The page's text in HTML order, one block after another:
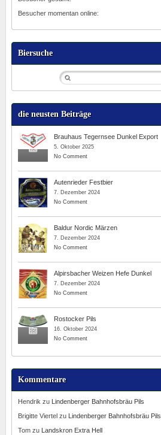
Besucher momentan online:
Biersuche
die neusten Beiträge
Brauhaus Tegernsee Dunkel Export
5. Oktober 2025
No Comment
Autenrieder Festbier
7. Dezember 2024
No Comment
Baldur Nordic Märzen
7. Dezember 2024
No Comment
Alpirsbacher Weizen Hefe Dunkel
7. Dezember 2024
No Comment
Rostocker Pils
16. Oktober 2024
No Comment
Kommentare
Hendrik zu
Lindenberger Bahnhofsbräu Pils
Brigitte Viertel zu
Lindenberger Bahnhofsbräu Pils
Tomzu
Landskron Extra Hell